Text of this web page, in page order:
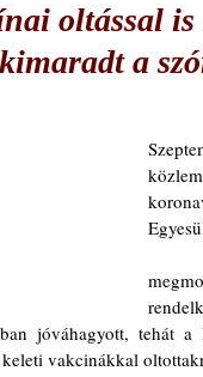
oltással
a
A mindent jobban tudó
jóváhagyott, tehát
vakcinákkal